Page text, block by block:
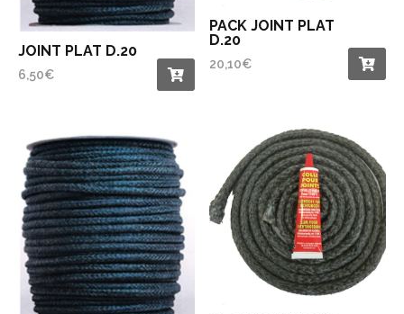
JOINT PLAT D.20
6,50€
PACK JOINT PLAT
D.20
20,10€